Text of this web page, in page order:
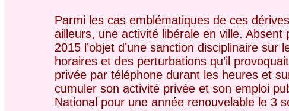
Parmi les cas emblématiques de ces
ailleurs, une activité libérale en ville. Absent
2015 l’objet d’une sanction disciplinaire sur
horaires et des perturbations qu’il
privée par téléphone durant les heures et
cumuler son activité privée et son emploi
National pour une année renouvelable le 3